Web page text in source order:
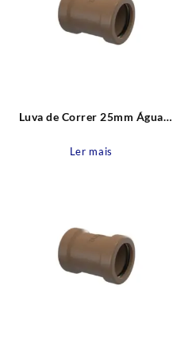
Luva de Correr 25mm Água
Ler mais